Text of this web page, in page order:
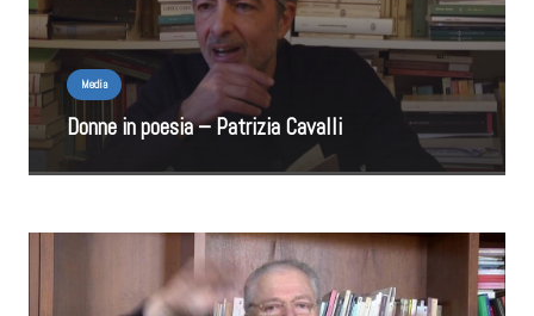
Media
Donne in poesia – Patrizia Cavalli